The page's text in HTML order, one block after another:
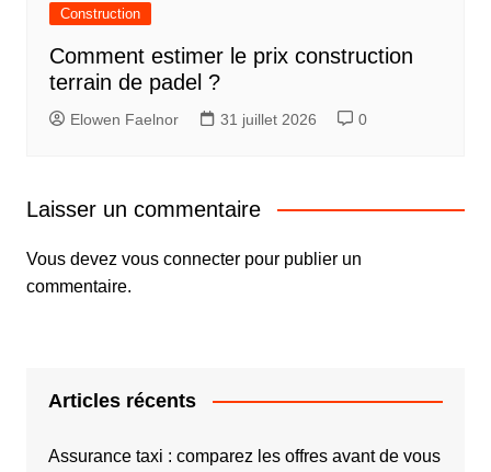
Construction
Comment estimer le prix construction
terrain de padel ?
Elowen Faelnor 31 juillet 2026 0
Laisser un commentaire
Vous devez vous connecterpour publier un
commentaire.
Articles récents
Assurance taxi : comparez les offres avant de vous